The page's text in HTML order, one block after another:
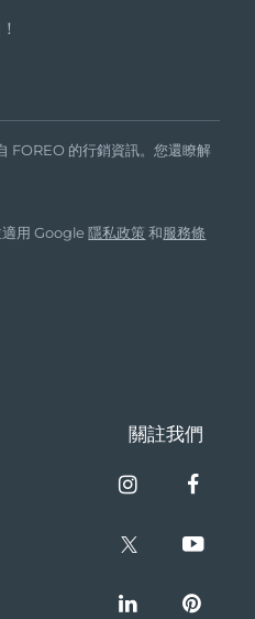
FOREO 的行銷資訊。您還瞭解
適用 Google隱私政策 和服務條
關註我們